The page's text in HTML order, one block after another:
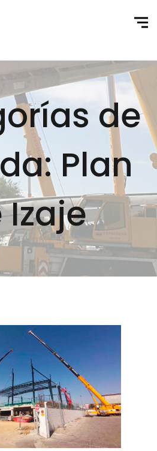
de
Plan